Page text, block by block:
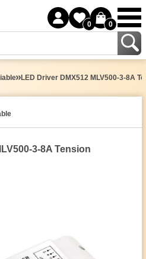
0 0
LED Driver DMX512 MLV500-3-8A
3-8A Tension